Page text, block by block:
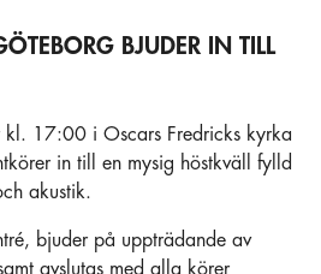
BJUDER IN TILL
kl. 17:00 i Oscars Fredricks kyrka
in till en mysig höstkväll fylld
akustik.
bjuder på uppträdande av
avslutas med alla körer